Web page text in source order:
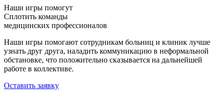
Наши игры помогут
Сплотить команды
медицинских профессионалов
Наши игры помогают сотрудникам больниц и клиник лучше
узнать друг друга, наладить коммуникацию в неформальной
обстановке, что положительно сказывается на дальнейшей
работе в коллективе.
Оставить заявку